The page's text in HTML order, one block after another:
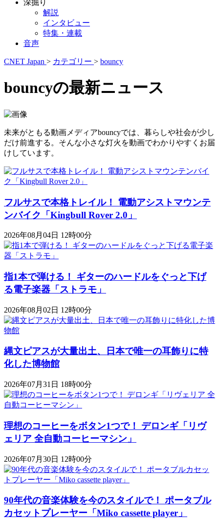
深掘り
解説
インタビュー
特集・連載
音声
CNET Japan > カテゴリー > bouncy
bouncyの最新ニュース
未来がともる動画メディアbouncyでは、暮らしや社会が少し
だけ前進する。そんな小さな灯火を動画でわかりやすくお届
けしています。
フルサスで本格トレイル！ 電動アシストマウンテ
ンバイク「Kingbull Rover 2.0」
2026年08月04日 12時00分
指1本で弾ける！ ギターのハードルをぐっと下げ
る電子楽器「ストラモ」
2026年08月02日 12時00分
縄文ピアスが大量出土、日本で唯一の耳飾りに特
化した博物館
2026年07月31日 18時00分
理想のコーヒーをボタン1つで！ デロンギ「リヴ
ェリア 全自動コーヒーマシン」
2026年07月30日 12時00分
90年代の音楽体験を今のスタイルで！ ポータブル
カセットプレーヤー「Miko cassette player」